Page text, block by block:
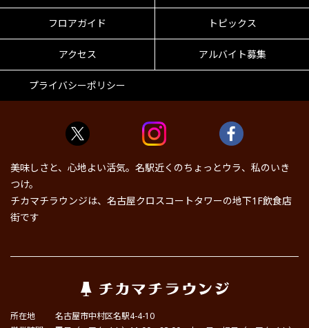
フロアガイド トピックス
アクセス アルバイト募集
プライバシーポリシー
美味しさと、心地よい活気。名駅近くのちょっとウラ、私のいき
つけ。
チカマチラウンジは、名古屋クロスコートタワーの地下1F飲食店
街です
所在地
名古屋市中村区名駅4-4-10